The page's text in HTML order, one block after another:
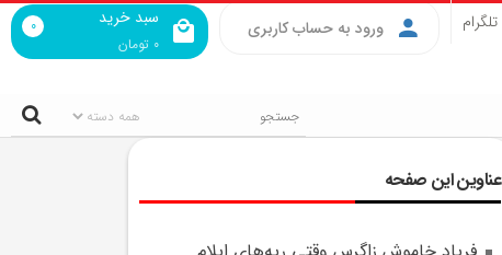
سبد خرید
0 تومان
0 ورود به حساب کاربری تلگرام
عناوین این صفحه